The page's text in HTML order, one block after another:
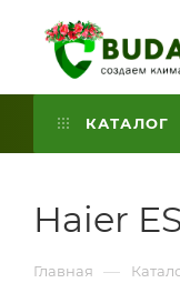
КАТАЛОГ
Haier
Главная —